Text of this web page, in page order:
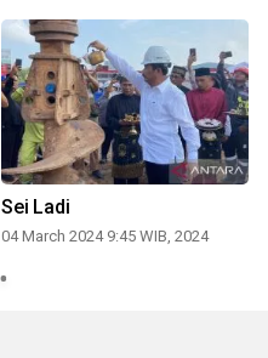
Sei Ladi
04 March 2024 9:45 WIB, 2024